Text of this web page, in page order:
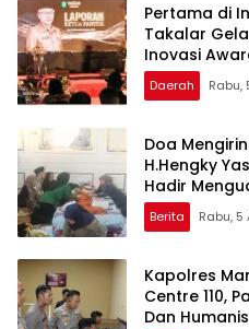
Pertama di
Takalar
Inovasi
Berprestasi
Daerah Rabu,
Doa
H.Hengky
Hadir
Berita Rabu,
Kapolres
Centre 110,
Dan Humanis